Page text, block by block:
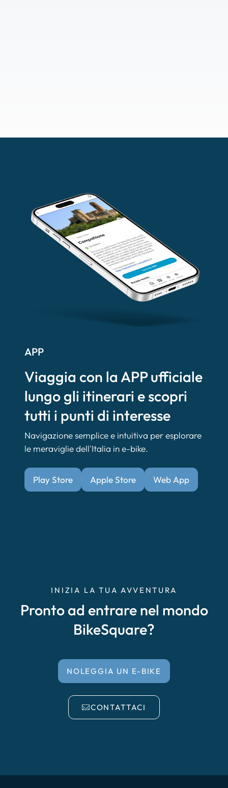
APP
Viaggia con la APP ufficiale
lungo gli itinerari e scopri
tutti i punti di interesse
Navigazione semplice e intuitiva per esplorare
le meraviglie dell'Italia in e-bike.
Play Store Apple Store Web App
INIZIA LA TUA AVVENTURA
Pronto ad entrare nel mondo
BikeSquare?
NOLEGGIA UN E-BIKE
CONTATTACI